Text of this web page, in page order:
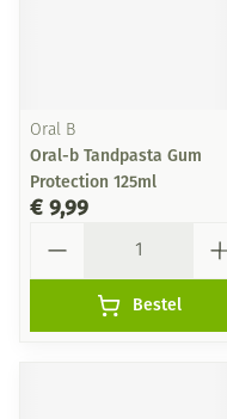
Oral B
Oral-b Tandpasta Gum
Protection 125ml
€ 9,99
Bestel